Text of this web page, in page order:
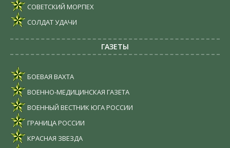
СОВЕТСКИЙ МОРПЕХ
СОЛДАТ УДАЧИ
ГАЗЕТЫ
БОЕВАЯ ВАХТА
ВОЕННО-МЕДИЦИНСКАЯ ГАЗЕТА
ВОЕННЫЙ ВЕСТНИК ЮГА РОССИИ
ГРАНИЦА РОССИИ
КРАСНАЯ ЗВЕЗДА